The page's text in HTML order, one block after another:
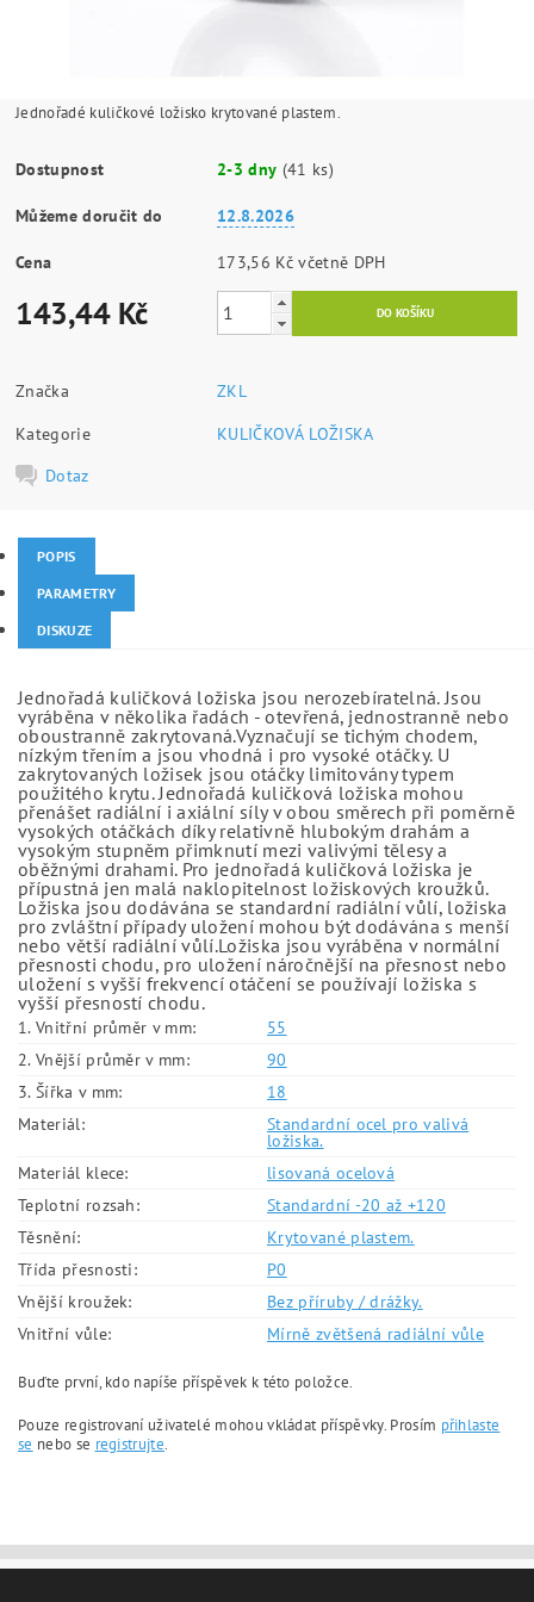
Jednořadé kuličkové ložisko krytované plastem.
Dostupnost 2-3 dny (41 ks)
Můžeme doručit do 12.8.2026
Cena 173,56 Kč včetně DPH
143,44 Kč
Značka
ZKL
Kategorie
KULIČKOVÁ LOŽISKA
Dotaz
POPIS
PARAMETRY
DISKUZE
Jednořadá kuličková ložiska jsou nerozebíratelná. Jsou
vyráběna v několika řadách - otevřená, jednostranně nebo
oboustranně zakrytovaná.Vyznačují se tichým chodem,
nízkým třením a jsou vhodná i pro vysoké otáčky. U
zakrytovaných ložisek jsou otáčky limitovány typem
použitého krytu. Jednořadá kuličková ložiska mohou
přenášet radiální i axiální síly v obou směrech při poměrně
vysokých otáčkách díky relativně hlubokým drahám a
vysokým stupněm přimknutí mezi valivými tělesy a
oběžnými drahami. Pro jednořadá kuličková ložiska je
přípustná jen malá naklopitelnost ložiskových kroužků.
Ložiska jsou dodávána se standardní radiální vůlí, ložiska
pro zvláštní případy uložení mohou být dodávána s menší
nebo větší radiální vůlí.Ložiska jsou vyráběna v normální
přesnosti chodu, pro uložení náročnější na přesnost nebo
uložení s vyšší frekvencí otáčení se používají ložiska s
vyšší přesností chodu.
1. Vnitřní průměr v mm:
55
2. Vnější průměr v mm:
90
3. Šířka v mm:
18
Materiál:
Standardní ocel pro valivá
ložiska.
Materiál klece:
lisovaná ocelová
Teplotní rozsah:
Standardní -20 až +120
Těsnění:
Krytované plastem.
Třída přesnosti:
P0
Vnější kroužek:
Bez příruby / drážky.
Vnitřní vůle:
Mírně zvětšená radiální vůle
Buďte první, kdo napíše příspěvek k této položce.
Pouze registrovaní uživatelé mohou vkládat příspěvky. Prosím přihlaste
se nebo se registrujte.